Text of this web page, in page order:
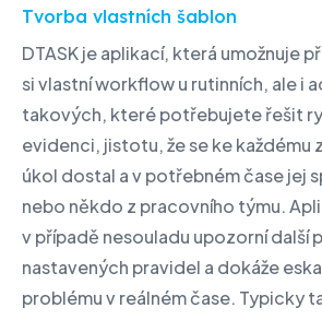
Tvorba vlastních šablon
DTASK je aplikací, která umožnuje
si vlastní workflow u rutinních, ale i
takových, které potřebujete řešit
evidenci, jistotu, že se ke každému
úkol dostal a v potřebném čase jej
nebo někdo z pracovního týmu.
v případě nesouladu upozorní další
nastavených pravidel a dokáže
problému v reálném čase. Typicky